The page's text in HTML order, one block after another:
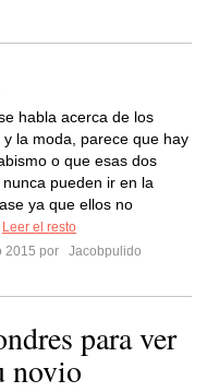
habla acerca de los
y la moda, parece que hay
o que esas dos
pueden ir en la
ya que ellos no
Leer el resto
2015 por
Jacobpulido
para ver
novio